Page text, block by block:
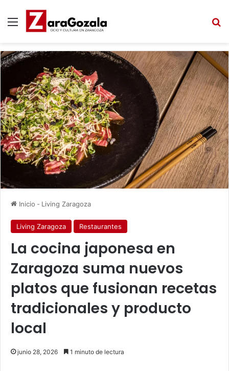
Menú
Inicio - Living Zaragoza
Living Zaragoza Restaurantes
La cocina japonesa en
Zaragoza suma nuevos
platos que fusionan recetas
tradicionales y producto
local
junio 28, 2026 1 minuto de lectura